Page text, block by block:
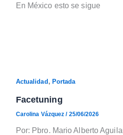
En México esto se sigue
Actualidad , Portada
Facetuning
Carolina Vázquez/ 25/06/2026
Por: Pbro. Mario Alberto